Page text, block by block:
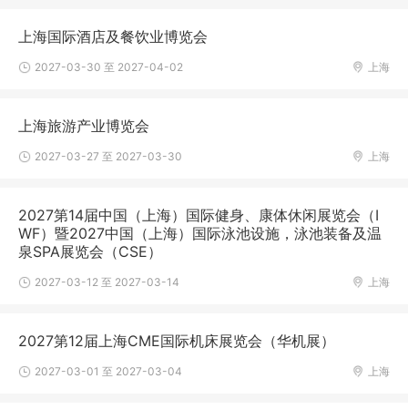
上海国际酒店及餐饮业博览会
上海
2027-03-30 至 2027-04-02
上海旅游产业博览会
上海
2027-03-27 至 2027-03-30
2027第14届中国（上海）国际健身、康体休闲展览会（I
WF）暨2027中国（上海）国际泳池设施，泳池装备及温
泉SPA展览会（CSE）
上海
2027-03-12 至 2027-03-14
2027第12届上海CME国际机床展览会（华机展）
上海
2027-03-01 至 2027-03-04